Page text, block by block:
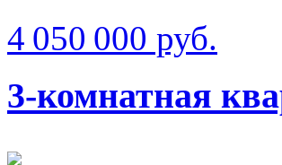
4 050 000 руб.
3-комнатная